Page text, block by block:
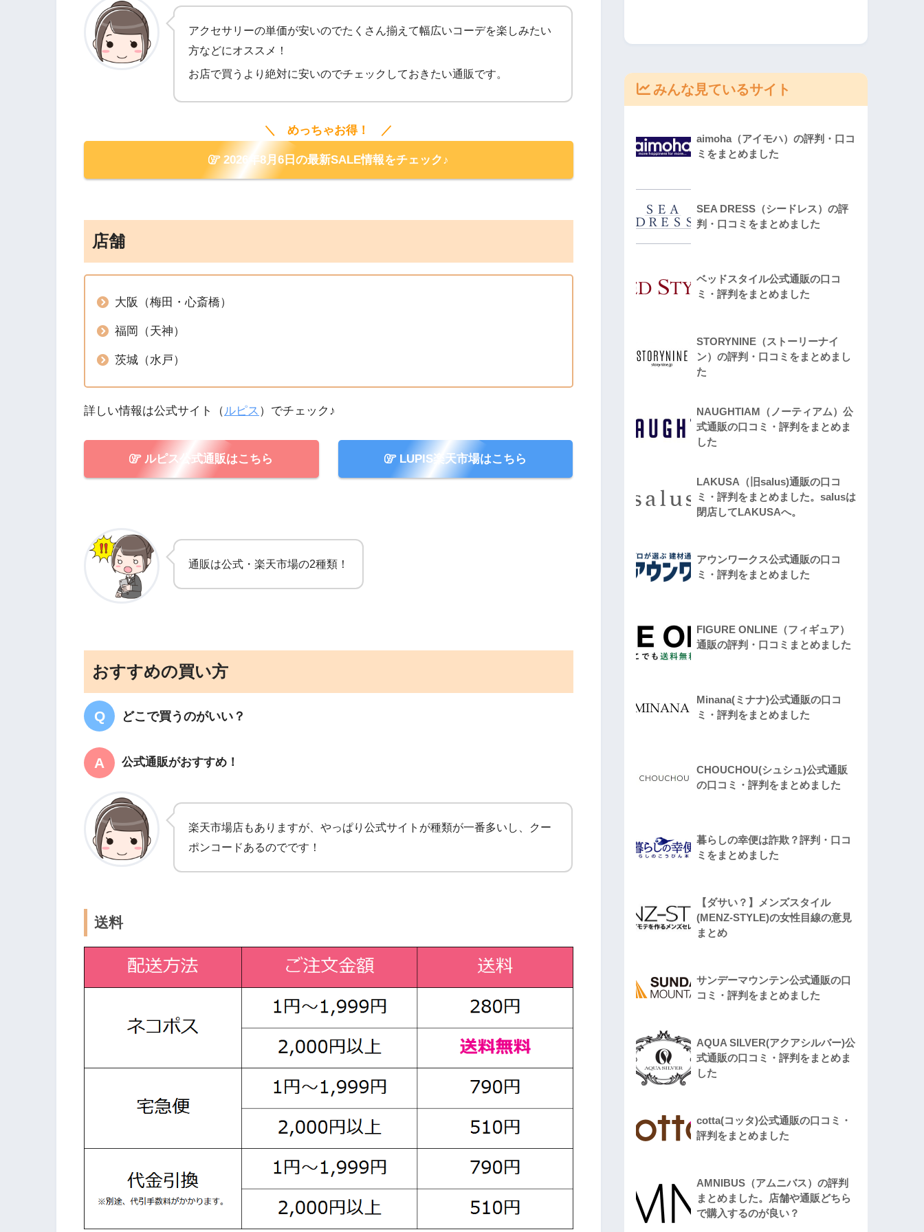
アクセサリーの単価が安いのでたくさん揃えて幅広いコーデを楽しみたい
方などにオススメ！
お店で買うより絶対に安いのでチェックしておきたい通販です。
＼ めっちゃお得！ ／
2026年8月6日の最新SALE情報をチェック♪
店舗
大阪（梅田・心斎橋）
福岡（天神）
茨城（水戸）
詳しい情報は公式サイト（ルピス ）でチェック♪
ルピス公式通販はこちら LUPIS楽天市場はこちら
通販は公式・楽天市場の2種類！
おすすめの買い方
どこで買うのがいい？
公式通販がおすすめ！
楽天市場店もありますが、やっぱり公式サイトが種類が一番多いし、クー
ポンコードあるのでです！
送料
みんな見ているサイト
aimoha（アイモハ）の評判・口コ
ミをまとめました
SEA DRESS（シードレス）の評
判・口コミをまとめました
ベッドスタイル公式通販の口コ
ミ・評判をまとめました
STORYNINE（ストーリーナイ
ン）の評判・口コミをまとめまし
た
NAUGHTIAM（ノーティアム）公
式通販の口コミ・評判をまとめま
した
LAKUSA（旧salus)通販の口コ
ミ・評判をまとめました。salusは
閉店してLAKUSAへ。
アウンワークス公式通販の口コ
ミ・評判をまとめました
FIGURE ONLINE（フィギュア）
通販の評判・口コミまとめました
Minana(ミナナ)公式通販の口コ
ミ・評判をまとめました
CHOUCHOU(シュシュ)公式通販
の口コミ・評判をまとめました
暮らしの幸便は詐欺？評判・口コ
ミをまとめました
【ダサい？】メンズスタイル
(MENZ-STYLE)の女性目線の意見
まとめ
サンデーマウンテン公式通販の口
コミ・評判をまとめました
AQUA SILVER(アクアシルバー)公
式通販の口コミ・評判をまとめま
した
cotta(コッタ)公式通販の口コミ・
評判をまとめました
AMNIBUS（アムニバス）の評判
まとめました。店舗や通販どちら
で購入するのが良い？